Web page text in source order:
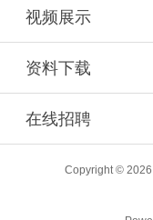
视频展示
资料下载
在线招聘
Copyright © 2026